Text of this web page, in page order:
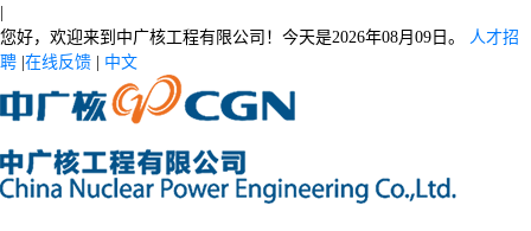
您好，欢迎来到中广核工程有限公司！今天是2026年08月09日。
人才招
聘 在线反馈 中文